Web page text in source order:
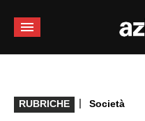
RUBRICHE | Società